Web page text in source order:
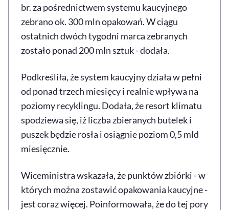
br. za pośrednictwem systemu kaucyjnego
zebrano ok. 300 mln opakowań. W ciągu
ostatnich dwóch tygodni marca zebranych
zostało ponad 200 mln sztuk - dodała.
Podkreśliła, że system kaucyjny działa w pełni
od ponad trzech miesięcy i realnie wpływa na
poziomy recyklingu. Dodała, że resort klimatu
spodziewa się, iż liczba zbieranych butelek i
puszek będzie rosła i osiągnie poziom 0,5 mld
miesięcznie.
Wiceministra wskazała, że punktów zbiórki - w
których można zostawić opakowania kaucyjne -
jest coraz więcej. Poinformowała, że do tej pory